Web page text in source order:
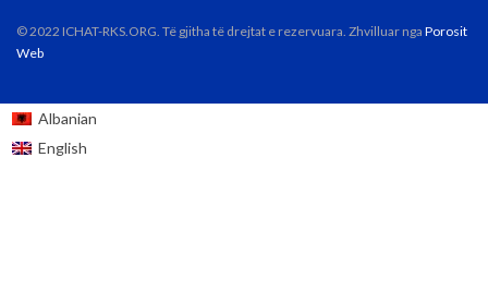
© 2022 ICHAT-RKS.ORG. Të gjitha të drejtat e rezervuara. Zhvilluar nga Porosit
Web
Albanian
English